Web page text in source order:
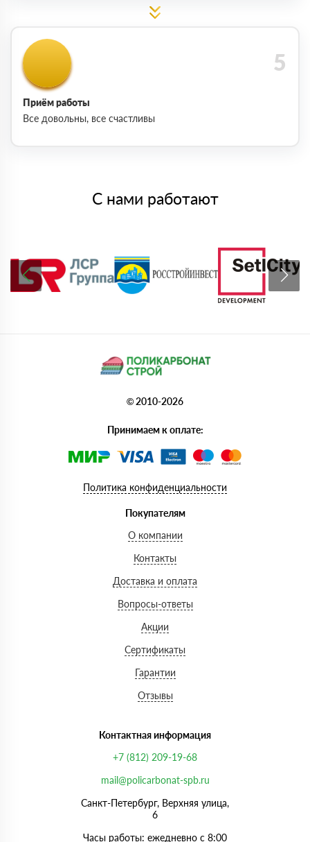
Приём работы
Все довольны, все счастливы
С нами работают
© 2010-2026
Принимаем к оплате:
Политика конфиденциальности
Покупателям
О компании
Контакты
Доставка и оплата
Вопросы-ответы
Акции
Сертификаты
Гарантии
Отзывы
Контактная информация
+7 (812) 209-19-68
mail@policarbonat-spb.ru
Санкт-Петербург, Верхняя улица,
6
Часы работы: ежедневно с 8:00